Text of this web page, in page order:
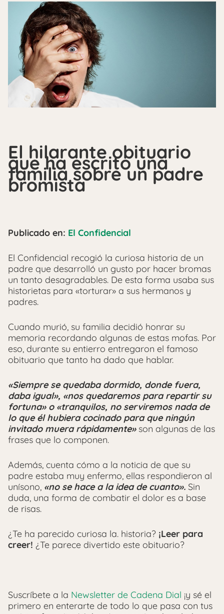
El hilarante obituario
que ha escrito una
familia sobre un padre
bromista
Publicado en: El Confidencial
El Confidencial recogió la curiosa historia de un
padre que desarrolló un gusto por hacer bromas
un tanto desagradables. De esta forma usaba sus
historietas para «torturar» a sus hermanos y
padres.
Cuando murió, su familia decidió honrar su
memoria recordando algunas de estas mofas. Por
eso, durante su entierro entregaron el famoso
obituario que tanto ha dado que hablar.
«Siempre se quedaba dormido, donde fuera,
daba igual», «nos quedaremos para repartir su
fortuna» o «tranquilos, no serviremos nada de
lo que él hubiera cocinado para que ningún
invitado muera rápidamente» son algunas de las
frases que lo componen.
Además, cuenta cómo a la noticia de que su
padre estaba muy enfermo, ellas respondieron al
unísono, «no se hace a la idea de cuanto». Sin
duda, una forma de combatir el dolor es a base
de risas.
¿Te ha parecido curiosa la. historia? ¡Leer para
creer! ¿Te parece divertido este obituario?
Suscríbete a la Newsletter de Cadena Dial ¡y sé el
primero en enterarte de todo lo que pasa con tus